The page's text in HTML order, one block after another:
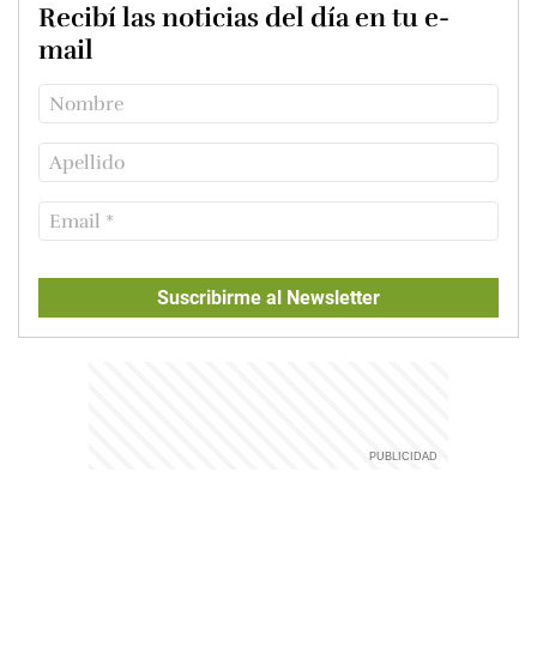
Recibí las noticias del día en tu e-
mail
Suscribirme al Newsletter